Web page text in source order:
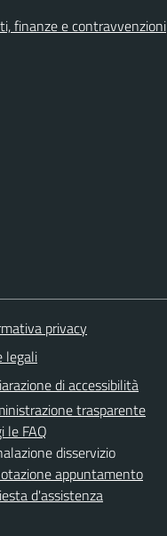
finanze e contravvenzioni
privacy
legali
di accessibilità
trasparente
le FAQ
disservizio
appuntamento
d'assistenza